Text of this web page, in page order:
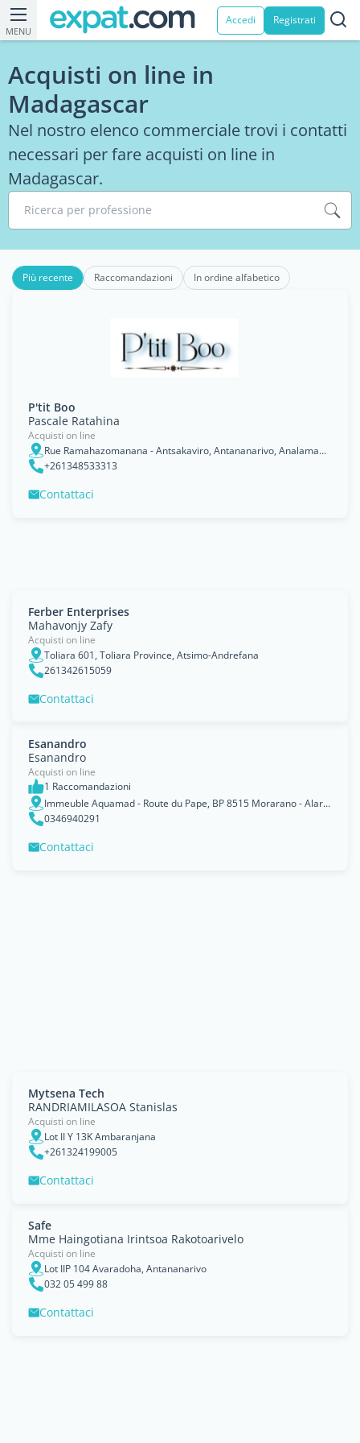
MENU
Accedi Registrati
Acquisti on line in
Madagascar
Nel nostro elenco commerciale trovi i contatti
necessari per fare acquisti on line in
Madagascar.
Ricerca per professione
Più recente Raccomandazioni In ordine alfabetico
P'tit Boo
Pascale Ratahina
Acquisti on line
Rue Ramahazomanana - Antsakaviro, Antananarivo, Analamanga
+261348533313
Contattaci
Ferber Enterprises
Mahavonjy Zafy
Acquisti on line
Toliara 601, Toliara Province, Atsimo-Andrefana
261342615059
Contattaci
Esanandro
Esanandro
Acquisti on line
1 Raccomandazioni
Immeuble Aquamad - Route du Pape, BP 8515 Morarano - Alarobia - MADAGASCAR Antananarivo 101 Madagascar
0346940291
Contattaci
Mytsena Tech
RANDRIAMILASOA Stanislas
Acquisti on line
Lot II Y 13K Ambaranjana
+261324199005
Contattaci
Safe
Mme Haingotiana Irintsoa Rakotoarivelo
Acquisti on line
Lot IIP 104 Avaradoha, Antananarivo
032 05 499 88
Contattaci